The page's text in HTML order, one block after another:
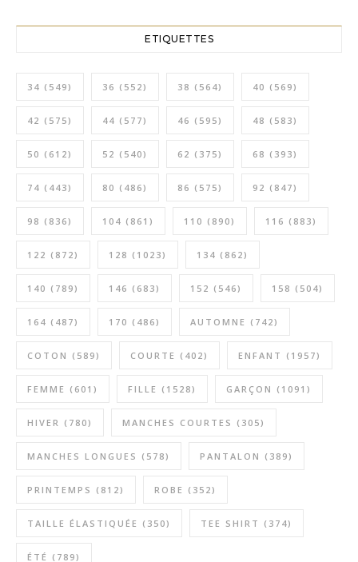
ETIQUETTES
34 (549) 36 (552) 38 (564) 40 (569)
42 (575) 44 (577) 46 (595) 48 (583)
50 (612) 52 (540) 62 (375) 68 (393)
74 (443) 80 (486) 86 (575) 92 (847)
98 (836) 104 (861) 110 (890) 116 (883)
122 (872) 128 (1023) 134 (862)
140 (789) 146 (683) 152 (546) 158 (504)
164 (487) 170 (486) AUTOMNE (742)
COTON (589) COURTE (402) ENFANT (1957)
FEMME (601) FILLE (1528) GARÇON (1091)
HIVER (780) MANCHES COURTES (305)
MANCHES LONGUES (578) PANTALON (389)
PRINTEMPS (812) ROBE (352)
TAILLE ÉLASTIQUÉE (350) TEE SHIRT (374)
ÉTÉ (789)